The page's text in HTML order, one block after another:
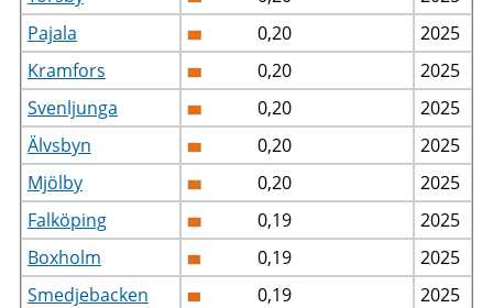
Pajala
0,20
2025
Kramfors
0,20
2025
Svenljunga
0,20
2025
Älvsbyn
0,20
2025
Mjölby
0,20
2025
Falköping
0,19
2025
Boxholm
0,19
2025
Smedjebacken
0,19
2025